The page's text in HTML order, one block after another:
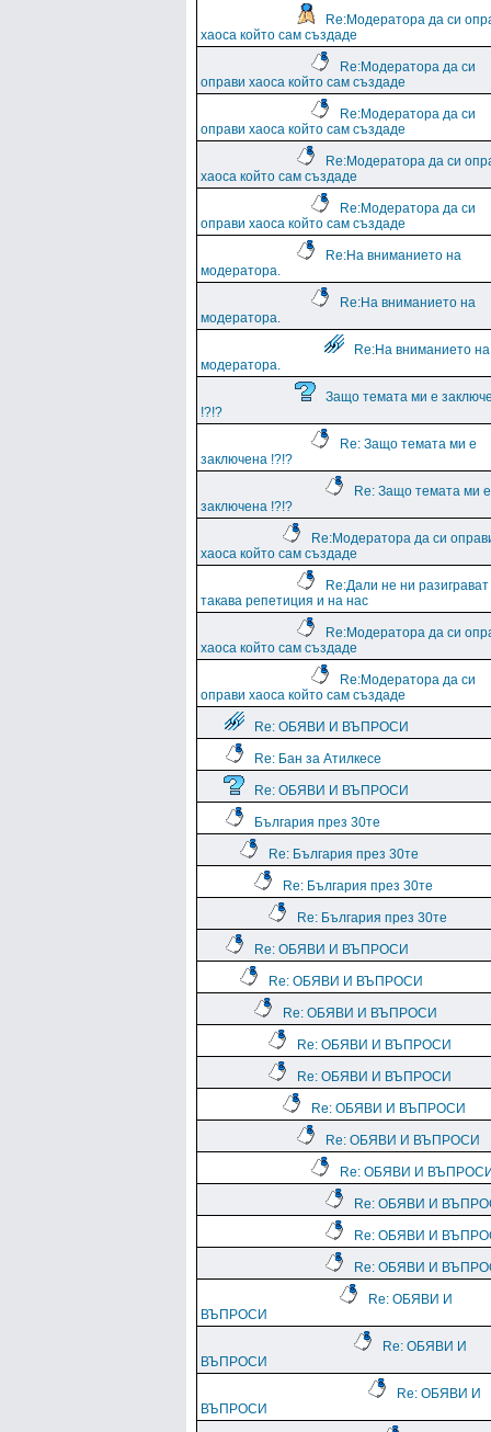
Re:Модератора да си
хаоса който сам създаде
Re:Модератора да си
оправи хаоса който сам създаде
Re:Модератора да си
оправи хаоса който сам създаде
Re:Модератора да си
хаоса който сам създаде
Re:Модератора да си
оправи хаоса който сам създаде
Re:На вниманието на
модератора.
Re:На вниманието на
модератора.
Re:На вниманието на
модератора.
Защо темата ми е
!?!?
Re: Защо темата ми е
заключена !?!?
Re: Защо темата ми е
заключена !?!?
Re:Модератора да си
хаоса който сам създаде
Re:Дали не ни разиграват
такава репетиция и на нас
Re:Модератора да си
хаоса който сам създаде
Re:Модератора да си
оправи хаоса който сам създаде
Re: ОБЯВИ И ВЪПРОСИ
Re: Бан за Атилкесе
Re: ОБЯВИ И ВЪПРОСИ
България през 30те
Re: България през 30те
Re: България през 30те
Re: България през 30те
Re: ОБЯВИ И ВЪПРОСИ
Re: ОБЯВИ И ВЪПРОСИ
Re: ОБЯВИ И ВЪПРОСИ
Re: ОБЯВИ И ВЪПРОСИ
Re: ОБЯВИ И ВЪПРОСИ
Re: ОБЯВИ И ВЪПРОСИ
Re: ОБЯВИ И ВЪПРОСИ
Re: ОБЯВИ И
Re: ОБЯВИ И
Re: ОБЯВИ И
Re: ОБЯВИ И
Re: ОБЯВИ И
ВЪПРОСИ
Re: ОБЯВИ И
ВЪПРОСИ
Re: ОБЯВИ И
ВЪПРОСИ